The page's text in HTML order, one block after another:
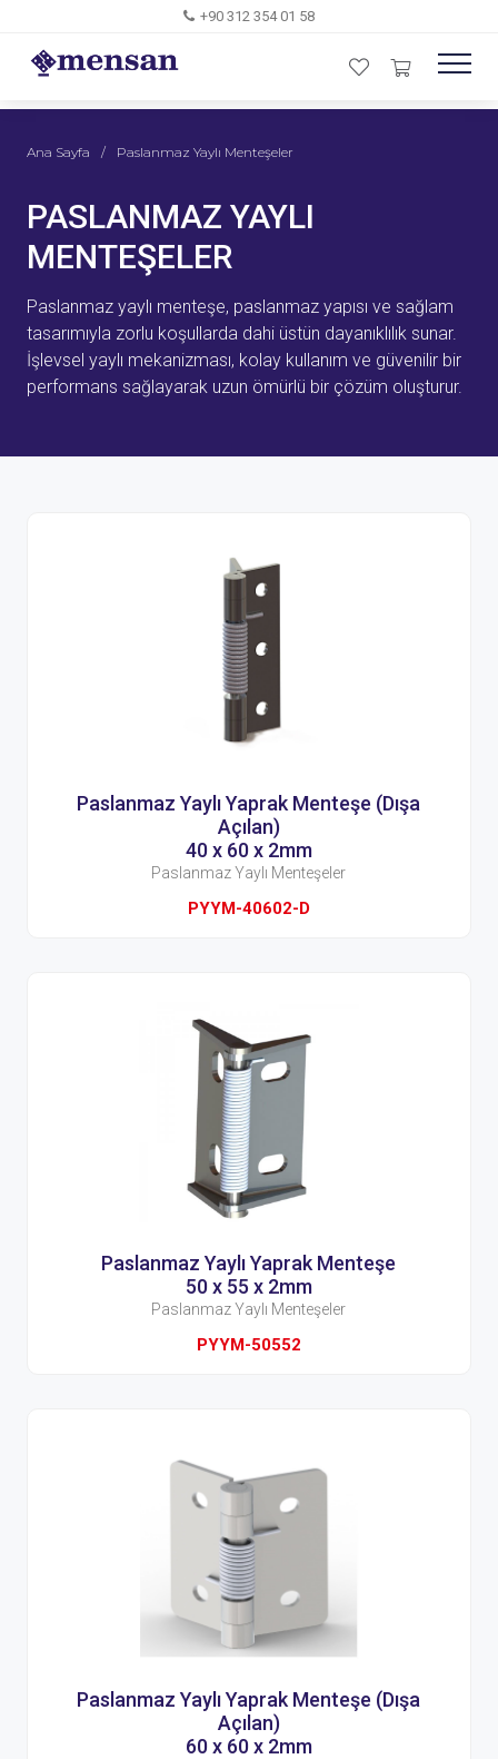
+90 312 354 01 58
Ana Sayfa / Paslanmaz Yaylı Menteşeler
PASLANMAZ YAYLI
MENTEŞELER
Paslanmaz yaylı menteşe, paslanmaz yapısı ve sağlam
tasarımıyla zorlu koşullarda dahi üstün dayanıklılık sunar.
İşlevsel yaylı mekanizması, kolay kullanım ve güvenilir bir
performans sağlayarak uzun ömürlü bir çözüm oluşturur.
Paslanmaz Yaylı Yaprak Menteşe (Dışa
Açılan)
40 x 60 x 2mm
Paslanmaz Yaylı Menteşeler
PYYM-40602-D
Paslanmaz Yaylı Yaprak Menteşe
50 x 55 x 2mm
Paslanmaz Yaylı Menteşeler
PYYM-50552
Paslanmaz Yaylı Yaprak Menteşe (Dışa
Açılan)
60 x 60 x 2mm